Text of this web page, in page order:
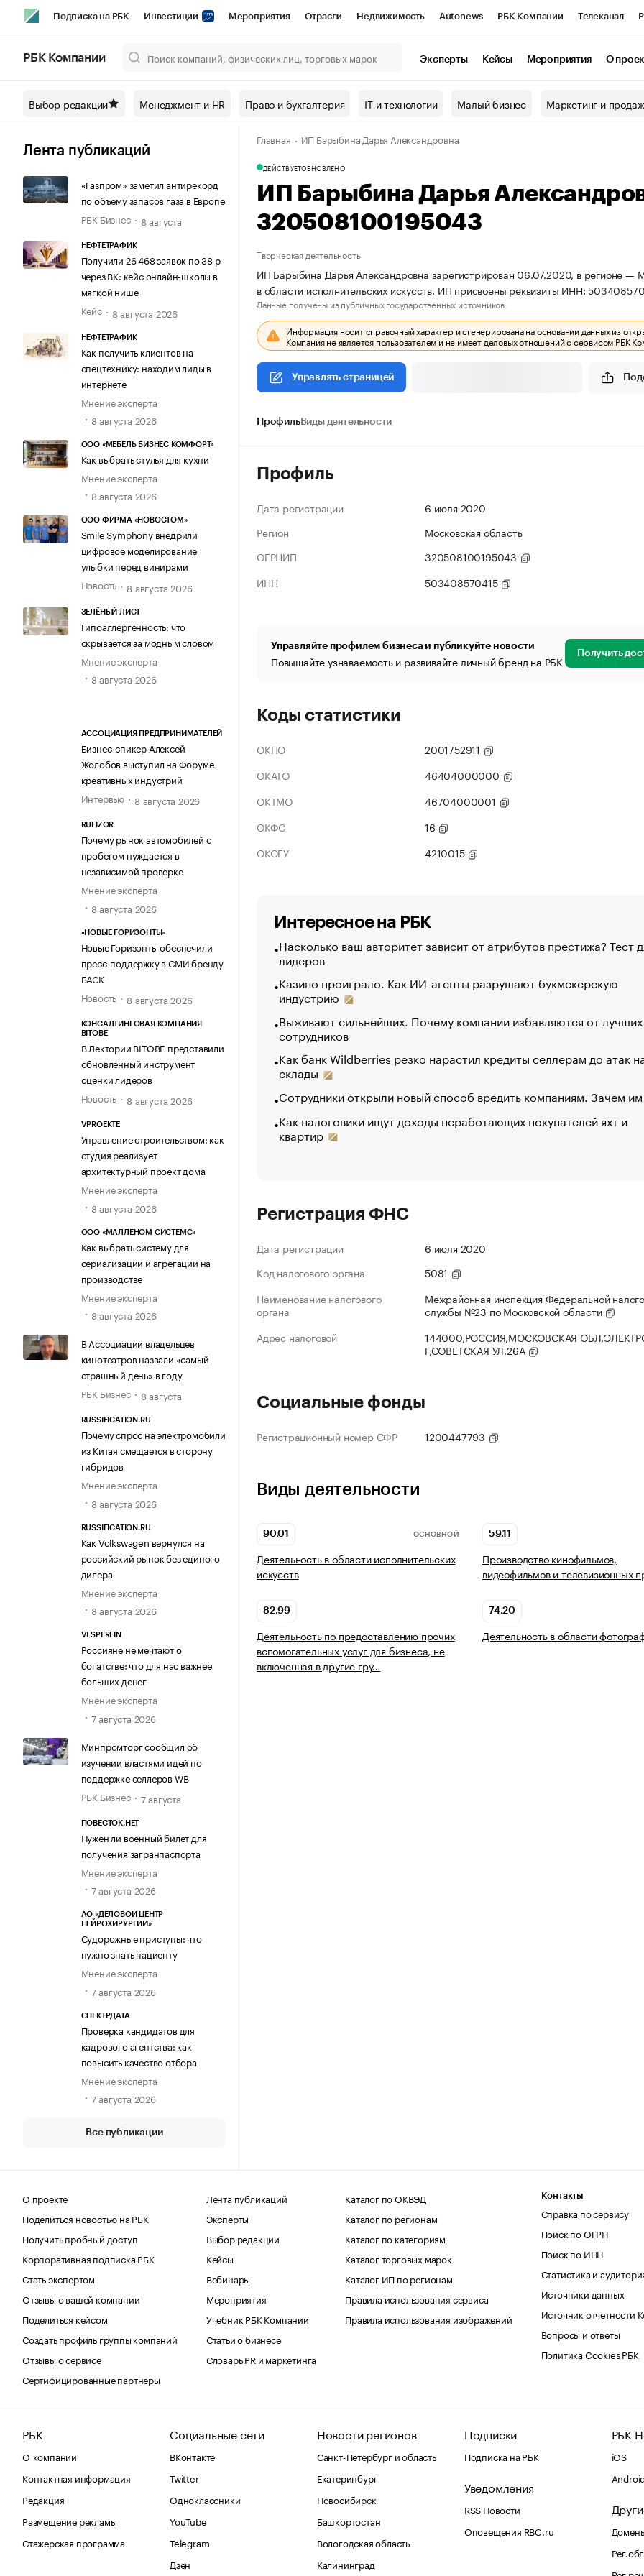
Подписка на РБК Инвестиции Мероприятия Отрасли Недвижимость Autonews РБК Компании Телеканал
Спецпроекты СПб Конференции СПб Спецпроекты Проверка контрагентов
Технологии и медиа Рынок наличной валюты
РБК Компании Эксперты Кейсы Мероприятия О
Выбор редакции Менеджмент и HR Право и бухгалтерия IT и технологии Малый бизнес Маркетинг и
Лента публикаций
«Газпром» заметил антирекорд
по объему запасов газа в Европе
РБК Бизнес
8 августа
НЕФТЕТРАФИК
Получили 26 468 заявок по 38 р
через ВК: кейс онлайн-школы в
мягкой нише
Кейс
8 августа 2026
НЕФТЕТРАФИК
Как получить клиентов на
спецтехнику: находим лиды в
интернете
Мнение эксперта
8 августа 2026
ООО «МЕБЕЛЬ БИЗНЕС КОМФОРТ»
Как выбрать стулья для кухни
Мнение эксперта
8 августа 2026
ООО ФИРМА «НОВОСТОМ»
Smile Symphony внедрили
цифровое моделирование
улыбки перед винирами
Новость
8 августа 2026
ЗЕЛЁНЫЙ ЛИСТ
Гипоаллергенность: что
скрывается за модным словом
Мнение эксперта
8 августа 2026
АССОЦИАЦИЯ ПРЕДПРИНИМАТЕЛЕЙ
Бизнес-спикер Алексей
Жолобов выступил на Форуме
креативных индустрий
Интервью
8 августа 2026
RULIZOR
Почему рынок автомобилей с
пробегом нуждается в
независимой проверке
Мнение эксперта
8 августа 2026
«НОВЫЕ ГОРИЗОНТЫ»
Новые Горизонты обеспечили
пресс-поддержку в СМИ бренду
БАСК
Новость
8 августа 2026
КОНСАЛТИНГОВАЯ КОМПАНИЯ
BITOBE
В Лектории BITOBE представили
обновленный инструмент
оценки лидеров
Новость
8 августа 2026
VPROEKTE
Управление строительством: как
студия реализует
архитектурный проект дома
Мнение эксперта
8 августа 2026
ООО «МАЛЛЕНОМ СИСТЕМС»
Как выбрать систему для
сериализации и агрегации на
производстве
Мнение эксперта
8 августа 2026
В Ассоциации владельцев
кинотеатров назвали «самый
страшный день» в году
РБК Бизнес
8 августа
RUSSIFICATION.RU
Почему спрос на электромобили
из Китая смещается в сторону
гибридов
Мнение эксперта
8 августа 2026
RUSSIFICATION.RU
Как Volkswagen вернулся на
российский рынок без единого
дилера
Мнение эксперта
8 августа 2026
VESPERFIN
Россияне не мечтают о
богатстве: что для нас важнее
больших денег
Мнение эксперта
7 августа 2026
Минпромторг сообщил об
изучении властями идей по
поддержке селлеров WB
РБК Бизнес
7 августа
ПОВЕСТОК.НЕТ
Нужен ли военный билет для
получения загранпаспорта
Мнение эксперта
7 августа 2026
АО «ДЕЛОВОЙ ЦЕНТР
НЕЙРОХИРУРГИИ»
Судорожные приступы: что
нужно знать пациенту
Мнение эксперта
7 августа 2026
СПЕКТРДАТА
Проверка кандидатов для
кадрового агентства: как
повысить качество отбора
Мнение эксперта
7 августа 2026
Все публикации
Главная ИП Барыбина Дарья Александровна
ДЕЙСТВУЕТОБНОВЛЕНО
ИП Барыбина Дарья
320508100195043
Творческая деятельность
ИП Барыбина Дарья Александровна зарегистрирован 06.07.2020, в регионе —
в области исполнительских искусств. ИП присвоены реквизиты ИНН:
Данные получены из публичных государственных источников.
Информация носит справочный характер и сгенерирована на основании данных из
Компания не является пользователем и не имеет деловых отношений с сервисом РБК
Управлять страницей
ПрофильВиды деятельности
Профиль
Дата регистрации
6 июля 2020
Регион
Московская область
ОГРНИП
320508100195043
ИНН
503408570415
Управляйте профилем бизнеса и публикуйте новости
Повышайте узнаваемость и развивайте личный бренд на РБК Получить
Коды статистики
ОКПО
2001752911
ОКАТО
46404000000
ОКТМО
46704000001
ОКФС
16
ОКОГУ
4210015
Интересное на РБК
Насколько ваш авторитет зависит от атрибутов престижа? Тест
лидеров
Казино проиграло. Как ИИ-агенты разрушают букмекерскую
индустрию
Выживают сильнейших. Почему компании избавляются от лучших
сотрудников
Как банк Wildberries резко нарастил кредиты селлерам до атак
склады
Сотрудники открыли новый способ вредить компаниям. Зачем
Как налоговики ищут доходы неработающих покупателей яхт и
квартир
Регистрация ФНС
Дата регистрации
6 июля 2020
Код налогового органа
5081
Наименование налогового
органа
Межрайонная инспекция Федеральной
службы №23 по Московской области
Адрес налоговой
144000,РОССИЯ,МОСКОВСКАЯ
Г,СОВЕТСКАЯ УЛ,26А
Социальные фонды
Регистрационный номер СФР 1200447793
Виды деятельности
90.01 ОСНОВНОЙ
Деятельность в области исполнительских
искусств
59.11
Производство кинофильмов,
видеофильмов и телевизионных
82.99
Деятельность по предоставлению прочих
вспомогательных услуг для бизнеса, не
включенная в другие гру…
74.20
Деятельность в области
О проекте
Поделиться новостью на РБК
Получить пробный доступ
Корпоративная подписка РБК
Стать экспертом
Отзывы о вашей компании
Поделиться кейсом
Создать профиль группы компаний
Отзывы о сервисе
Сертифицированные партнеры
Лента публикаций
Эксперты
Выбор редакции
Кейсы
Вебинары
Мероприятия
Учебник РБК Компании
Статьи о бизнесе
Словарь PR и маркетинга
Каталог по ОКВЭД
Каталог по регионам
Каталог по категориям
Каталог торговых марок
Каталог ИП по регионам
Правила использования сервиса
Правила использования изображений
Контакты
Справка по сервису
Поиск по ОГРН
Поиск по ИНН
Статистика и
Источники данных
Источник отчетности
Вопросы и ответы
Политика Cookies РБК
РБК
О компании
Контактная информация
Редакция
Размещение рекламы
Стажерская программа
Социальные сети
ВКонтакте
Twitter
Одноклассники
YouTube
Telegram
Дзен
Новости регионов
Санкт-Петербург и область
Екатеринбург
Новосибирск
Башкортостан
Вологодская область
Калининград
Подписки
Подписка на РБК
Уведомления
RSS Новости
Оповещения RBC.ru
РБК
iOS